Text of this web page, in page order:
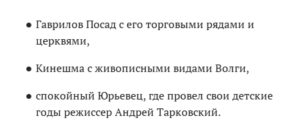
Гаврилов Посад с его торговыми рядами и
церквями,
Кинешма с живописными видами Волги,
спокойный Юрьевец, где провел свои детские
годы режиссер Андрей Тарковский.